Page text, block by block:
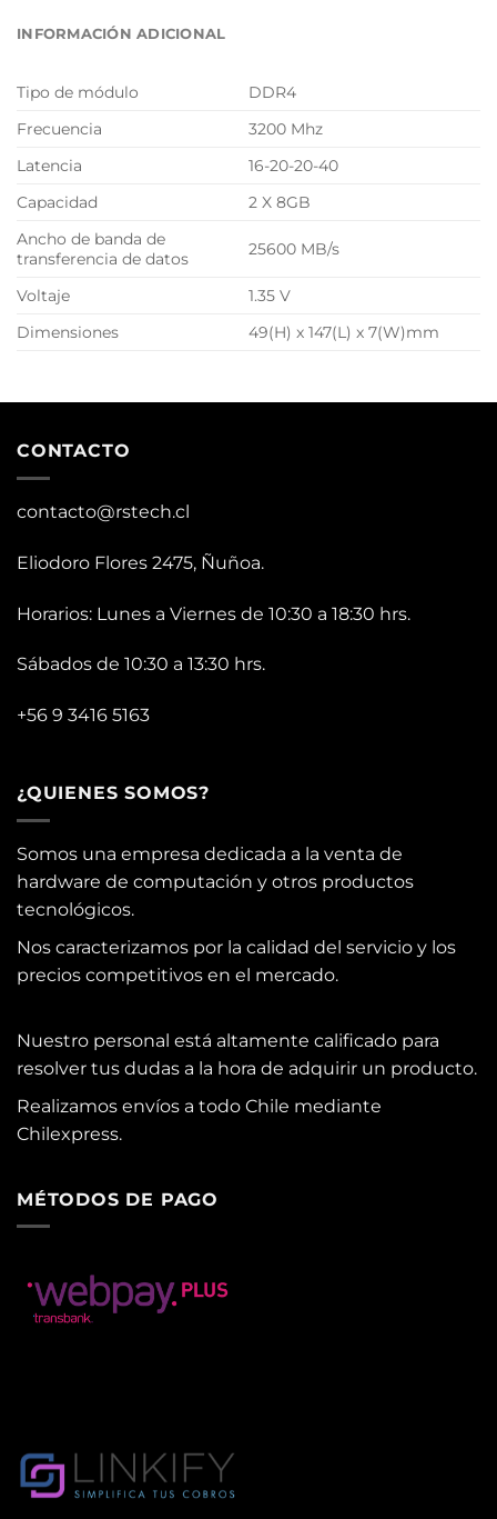
INFORMACIÓN ADICIONAL
Tipo de módulo
DDR4
Frecuencia
3200 Mhz
Latencia
16-20-20-40
Capacidad
2 X 8GB
Ancho de banda de
transferencia de datos
25600 MB/s
Voltaje
1.35 V
Dimensiones
49(H) x 147(L) x 7(W)mm
CONTACTO
contacto@rstech.cl
Eliodoro Flores 2475, Ñuñoa.
Horarios: Lunes a Viernes de 10:30 a 18:30 hrs.
Sábados de 10:30 a 13:30 hrs.
+56 9 3416 5163
¿QUIENES SOMOS?
Somos una empresa dedicada a la venta de
hardware de computación y otros productos
tecnológicos.
Nos caracterizamos por la calidad del servicio y los
precios competitivos en el mercado.
Nuestro personal está altamente calificado para
resolver tus dudas a la hora de adquirir un producto.
Realizamos envíos a todo Chile mediante
Chilexpress.
MÉTODOS DE PAGO